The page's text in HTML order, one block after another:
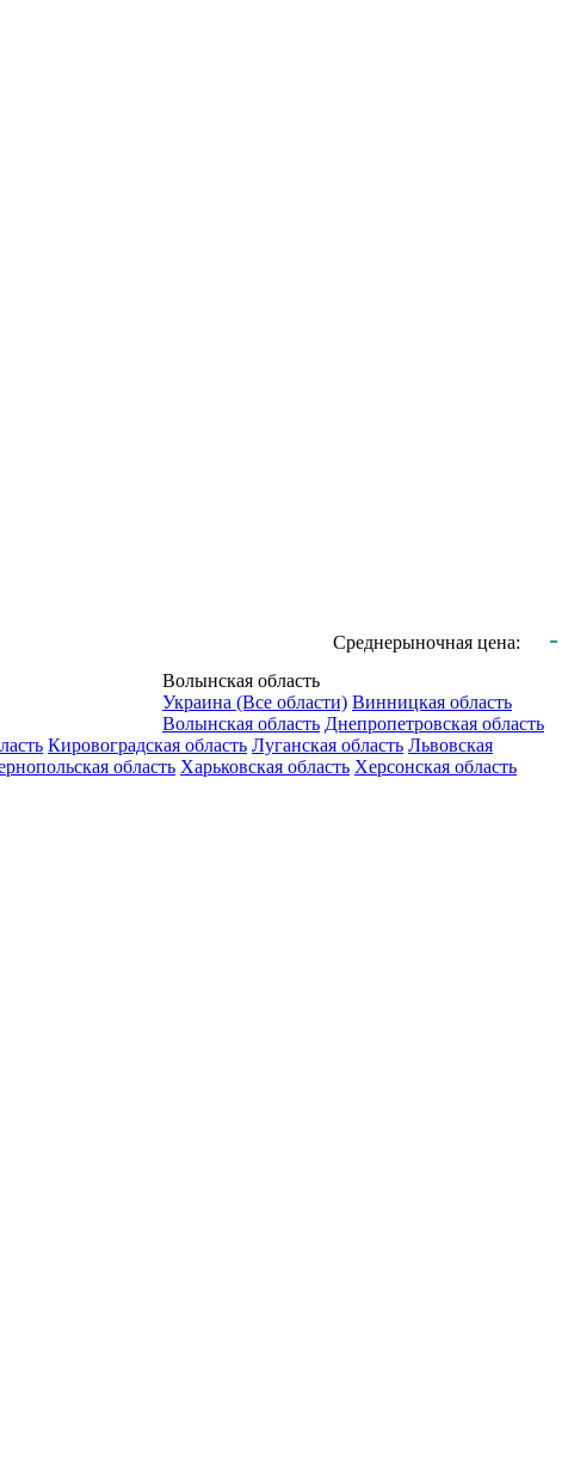
Среднерыночная цена: -
Волынская область
Украина (Все области) Винницкая область
Волынская область Днепропетровская область
Кировоградская область Луганская область Львовская
область Харьковская область Херсонская область